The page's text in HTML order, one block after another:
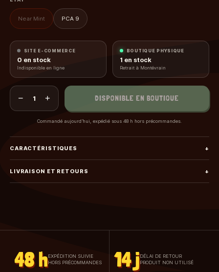
Near Mint PCA 9
SITE E-COMMERCE
0 en stock
Indisponible en ligne
BOUTIQUE PHYSIQUE
1 en stock
Retrait à Montévrain
− 1 + DISPONIBLE EN BOUTIQUE
Commandé aujourd’hui, expédié sous 48 h hors précommandes.
CARACTÉRISTIQUES +
LIVRAISON ET RETOURS +
48 h EXPÉDITION SUIVIE
HORS PRÉCOMMANDES
14 jDÉLAI DE RETOUR
PRODUIT NON UTILISÉ